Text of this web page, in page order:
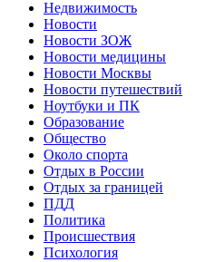
Недвижимость
Новости
Новости ЗОЖ
Новости медицины
Новости Москвы
Новости путешествий
Ноутбуки и ПК
Образование
Общество
Около спорта
Отдых в России
Отдых за границей
ПДД
Политика
Происшествия
Психология